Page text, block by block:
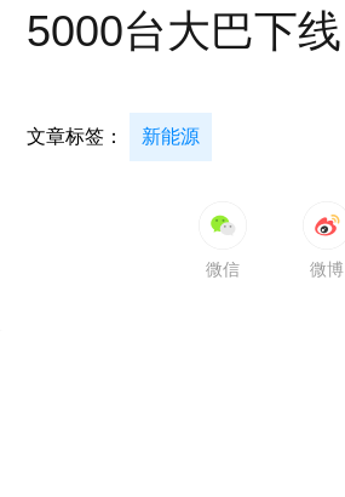
5000台大巴下线
文章标签： 新能源
微信 微博